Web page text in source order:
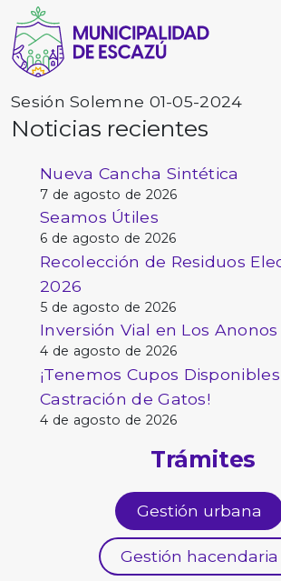
Sesión Solemne 01-05-2024
Noticias recientes
Nueva Cancha Sintética
7 de agosto de 2026
Seamos Útiles
6 de agosto de 2026
Recolección de Residuos
2026
5 de agosto de 2026
Inversión Vial en Los Anonos
4 de agosto de 2026
¡Tenemos Cupos
Castración de Gatos!
4 de agosto de 2026
Trámites
Gestión urbana
Gestión hacendaria